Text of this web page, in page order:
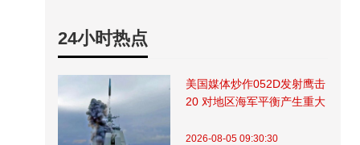
24小时热点
美国媒体炒作052D发射鹰击
20 对地区海军平衡产生重大
2026-08-05 09:30:30